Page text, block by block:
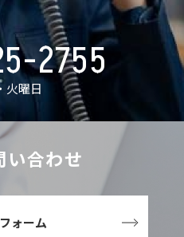
2755
火曜日
い合わせ
ォーム